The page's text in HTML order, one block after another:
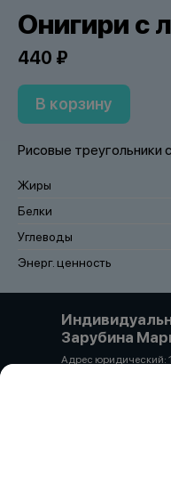
Онигири с
440 ₽
В корзину
Рисовые треугольники
Жиры
Белки
Углеводы
Энерг. ценность
Зарубина
Адрес юридический:
Гаврилов-Ямский
044525411 +
Работает на